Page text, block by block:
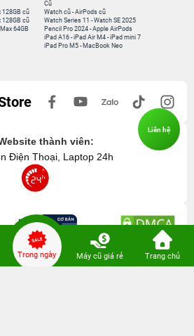
128GB cũ
128GB cũ
64GB
Cũ
Watch cũ -AirPods cũ
Watch Series 11 -Watch SE 2025
Pencil Pro 2024 -Apple AirPods
iPad A16 -iPad Air M4 -iPad mini 7
iPad Pro M5 - MacBook Neo
thành viên:
Điện Thoại, Laptop 24h
Trong ngày Máy cũ giá rẻ Trang chủ
Liên hệ